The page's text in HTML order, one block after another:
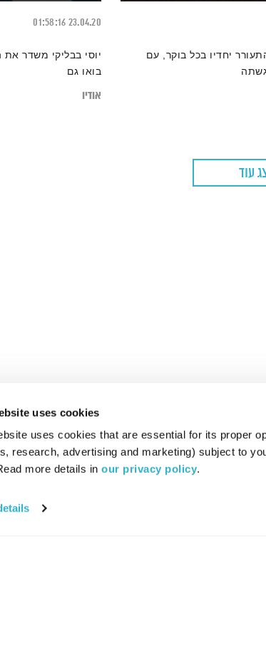
uses cookies
uses cookies that are essential for its proper
research, advertising and marketing) subject to
more details in our privacy policy.
יחדיו בכל בוקר, עם
23.04.20
01:58:16
יוסי בבליקי משדר
בואו גם
אודיו
עוד